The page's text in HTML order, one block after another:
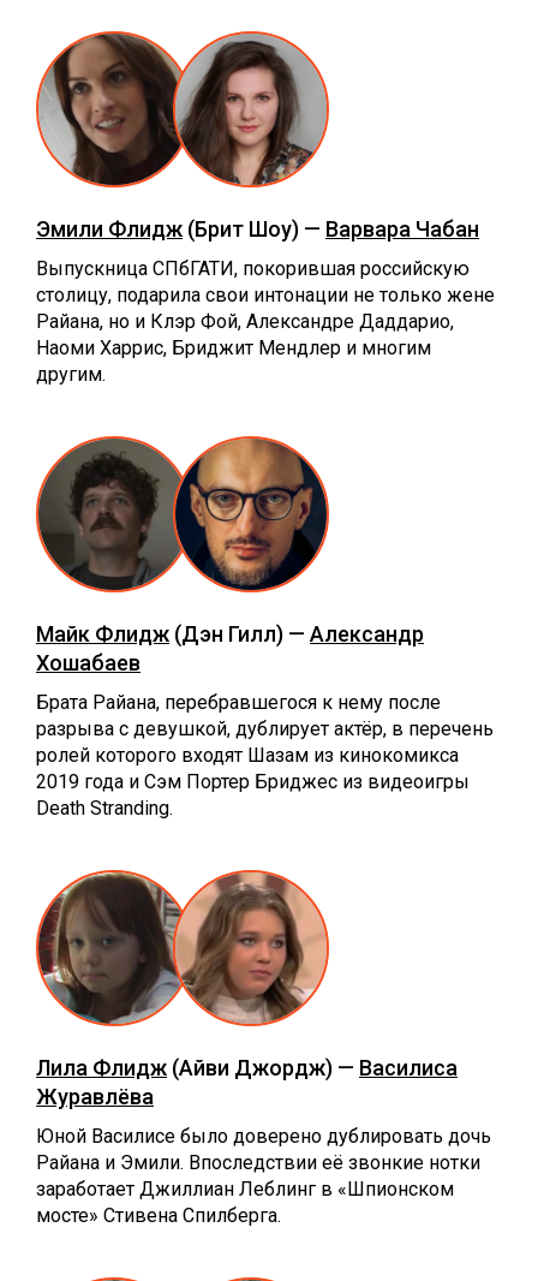
Эмили Флидж (Брит Шоу) — Варвара Чабан
Выпускница СПбГАТИ, покорившая российскую
столицу, подарила свои интонации не только жене
Райана, но и Клэр Фой, Александре Даддарио,
Наоми Харрис, Бриджит Мендлер и многим
другим.
Майк Флидж (Дэн Гилл) — Александр
Хошабаев
Брата Райана, перебравшегося к нему после
разрыва с девушкой, дублирует актёр, в перечень
ролей которого входят Шазам из кинокомикса
2019 года и Сэм Портер Бриджес из видеоигры
Death Stranding.
Лила Флидж (Айви Джордж) — Василиса
Журавлёва
Юной Василисе было доверено дублировать дочь
Райана и Эмили. Впоследствии её звонкие нотки
заработает Джиллиан Леблинг в «Шпионском
мосте» Стивена Спилберга.